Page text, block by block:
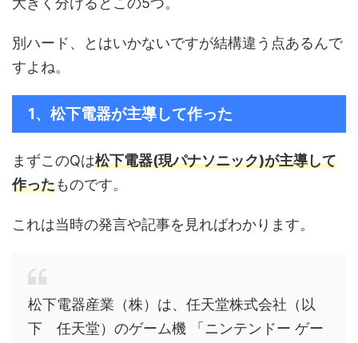
別ハード、とはいかないですが結構違う点あるんで
すよね。
1、松下電器が主導して作った
まずこのQは松下電器(現パナソニック)が主導して
作ったものです。
これは当時の発言や記事を見ればわかります。
松下電器産業（株）は、任天堂株式会社（以
下 任天堂）のゲーム機 「ニンテンドー ゲー